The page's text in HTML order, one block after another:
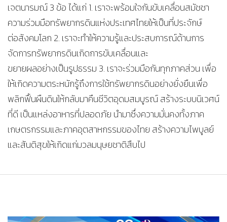
เจตนารมณ์ 3 ข้อ ได้แก่ 1. เราจะพร้อมใจกันขับเคลื่อนสมัชชา
ความร่วมมือทรัพยากรดินแห่งประเทศไทยให้เป็นที่ประจักษ์
ต่อสังคมโลก 2. เราจะทำให้ความรู้และประสบการณ์ด้านการ
จัดการทรัพยากรดินเกิดการขับเคลื่อนและ
ขยายผลอย่างเป็นรูปธรรม 3. เราจะร่วมมือกันทุกภาคส่วน เพื่อ
ให้เกิดความตระหนักรู้ถึงการใช้ทรัพยากรดินอย่างยั่งยืนเพื่อ
พลิกฟื้นผืนดินให้กลับมาคืนชีวิตอุดมสมบูรณ์ สร้างระบบนิเวศน์
ที่ดี เป็นแหล่งอาหารที่ปลอดภัย นำมาซึ่งความมั่นคงทั้งภาค
เกษตรกรรมและภาคอุตสาหกรรมของไทย สร้างความไพบูลย์
และสันติสุขให้เกิดแก่มวลมนุษยชาติสืบไป